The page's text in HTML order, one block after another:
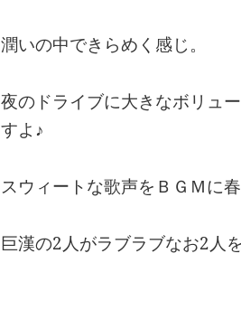
潤いの中できらめく感じ。
夜のドライブに大きなボリュ
すよ♪
スウィートな歌声をＢＧＭに
巨漢の2人がラブラブなお2人